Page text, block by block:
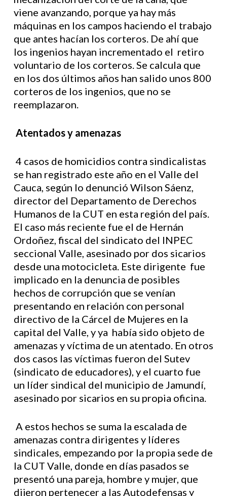
viene avanzando, porque ya hay más
máquinas en los campos haciendo el trabajo
que antes hacían los corteros. De ahí que
los ingenios hayan incrementado el retiro
voluntario de los corteros. Se calcula que
en los dos últimos años han salido unos 800
corteros de los ingenios, que no se
reemplazaron.
Atentados y amenazas
4 casos de homicidios contra sindicalistas
se han registrado este año en el Valle del
Cauca, según lo denunció Wilson Sáenz,
director del Departamento de Derechos
Humanos de la CUT en esta región del país.
El caso más reciente fue el de Hernán
Ordoñez, fiscal del sindicato del INPEC
seccional Valle, asesinado por dos sicarios
desde una motocicleta. Este dirigente fue
implicado en la denuncia de posibles
hechos de corrupción que se venían
presentando en relación con personal
directivo de la Cárcel de Mujeres en la
capital del Valle, y ya había sido objeto de
amenazas y víctima de un atentado. En otros
dos casos las víctimas fueron del Sutev
(sindicato de educadores), y el cuarto fue
un líder sindical del municipio de Jamundí,
asesinado por sicarios en su propia oficina.
A estos hechos se suma la escalada de
amenazas contra dirigentes y líderes
sindicales, empezando por la propia sede de
la CUT Valle, donde en días pasados se
presentó una pareja, hombre y mujer, que
dijeron pertenecer a las Autodefensas y